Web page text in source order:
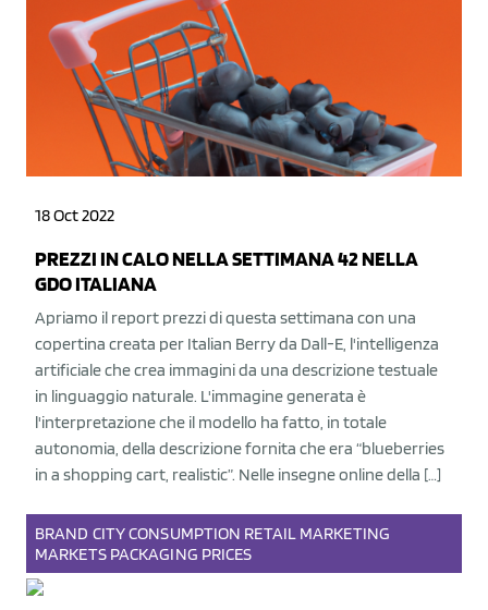
18 Oct 2022
PREZZI IN CALO NELLA SETTIMANA 42 NELLA
GDO ITALIANA
Apriamo il report prezzi di questa settimana con una
copertina creata per Italian Berry da Dall-E, l'intelligenza
artificiale che crea immagini da una descrizione testuale
in linguaggio naturale. L'immagine generata è
l'interpretazione che il modello ha fatto, in totale
autonomia, della descrizione fornita che era “blueberries
in a shopping cart, realistic”. Nelle insegne online della […]
BRAND CITYCONSUMPTION RETAIL MARKETING
MARKETS PACKAGING PRICES